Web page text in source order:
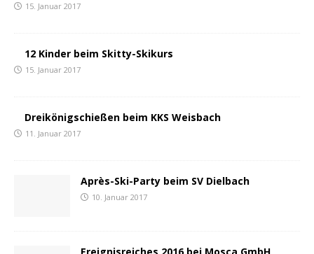
15. Januar 2017
12 Kinder beim Skitty-Skikurs
15. Januar 2017
Dreikönigschießen beim KKS Weisbach
11. Januar 2017
Après-Ski-Party beim SV Dielbach
10. Januar 2017